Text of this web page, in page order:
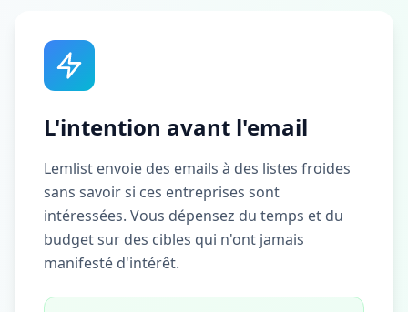
L'intention avant l'email
Lemlist envoie des emails à des listes froides
sans savoir si ces entreprises sont
intéressées. Vous dépensez du temps et du
budget sur des cibles qui n'ont jamais
manifesté d'intérêt.